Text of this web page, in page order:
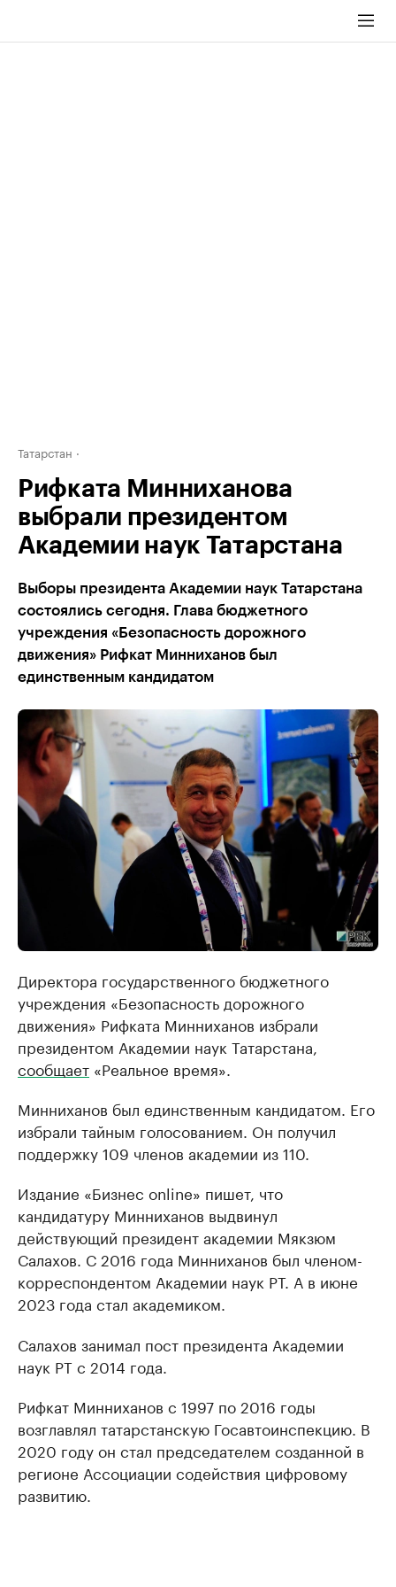
Татарстан
Рифката Минниханова
выбрали президентом
Академии наук Татарстана
Выборы президента Академии наук Татарстана
состоялись сегодня. Глава бюджетного
учреждения «Безопасность дорожного
движения» Рифкат Минниханов был
единственным кандидатом
Директора государственного бюджетного
учреждения «Безопасность дорожного
движения» Рифката Минниханов избрали
президентом Академии наук Татарстана,
сообщает «Реальное время».
Минниханов был единственным кандидатом. Его
избрали тайным голосованием. Он получил
поддержку 109 членов академии из 110.
Издание «Бизнес online» пишет, что
кандидатуру Минниханов выдвинул
действующий президент академии Мякзюм
Салахов. С 2016 года Минниханов был членом-
корреспондентом Академии наук РТ. А в июне
2023 года стал академиком.
Салахов занимал пост президента Академии
наук РТ с 2014 года.
Рифкат Минниханов с 1997 по 2016 годы
возглавлял татарстанскую Госавтоинспекцию. В
2020 году он стал председателем созданной в
регионе Ассоциации содействия цифровому
развитию.